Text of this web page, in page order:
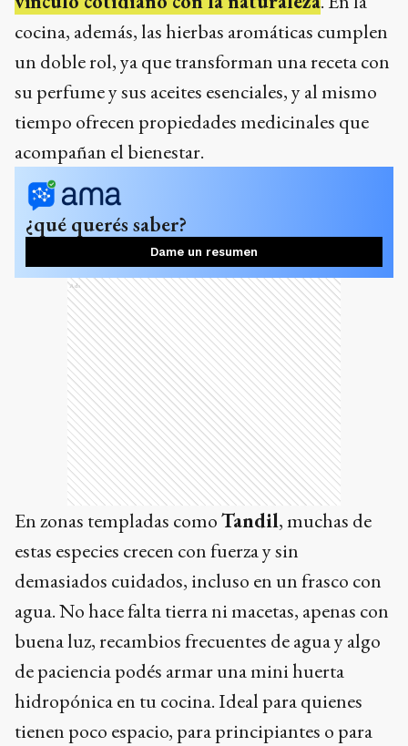
cocina, además, las hierbas aromáticas cumplen
un doble rol, ya que transforman una receta con
su perfume y sus aceites esenciales, y al mismo
tiempo ofrecen propiedades medicinales que
acompañan el bienestar.
¿qué querés saber?
Dame un resumen
Ads
En zonas templadas comoTandil, muchas de
estas especies crecen con fuerza y sin
demasiados cuidados, incluso en un frasco con
agua. No hace falta tierra ni macetas, apenas con
buena luz, recambios frecuentes de agua y algo
de paciencia podés armar una mini huerta
hidropónica en tu cocina. Ideal para quienes
tienen poco espacio, para principiantes o para